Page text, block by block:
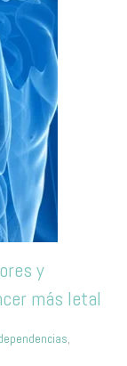
y
más letal
,